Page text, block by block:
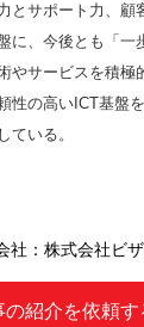
とサポート力、顧
に、今後とも「一
やサービスを積極
性の高いICT基盤
ている。
の紹介を依頼す
社：株式会社ビ